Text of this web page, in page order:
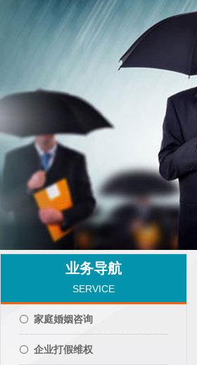
业务导航
SERVICE
家庭婚姻咨询
企业打假维权